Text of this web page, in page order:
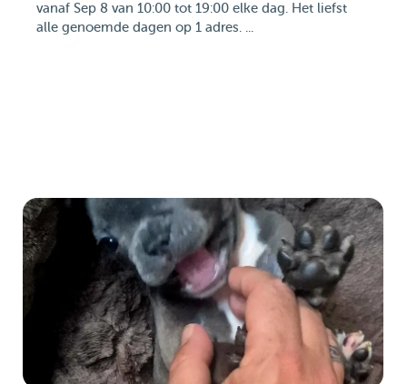
vanaf Sep 8 van 10:00 tot 19:00 elke dag. Het liefst
alle genoemde dagen op 1 adres. ...